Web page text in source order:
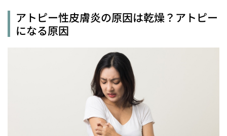
アトピー性皮膚炎の原因は乾燥？アトピー
になる原因